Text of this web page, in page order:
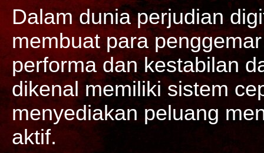
Dalam dunia perjudian
membuat para
performa dan kestabilan
dikenal memiliki sistem
menyediakan peluang
aktif.